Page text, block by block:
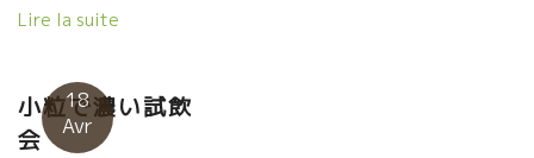
凄いなと思うようになった。新時代を築ける重要な人物だ。 オリ
自然な手法でワインを造ることができる人は皆無だ。 自然なワイ
ン造りを科学的観点から真正面に取り組んでいる。 やっと、待ち
に待った人物が出てきた。 彼女のアヌクは東洋系フランス人。 だ
Lire la suite
18
Avr
小粒で濃い試飲
会